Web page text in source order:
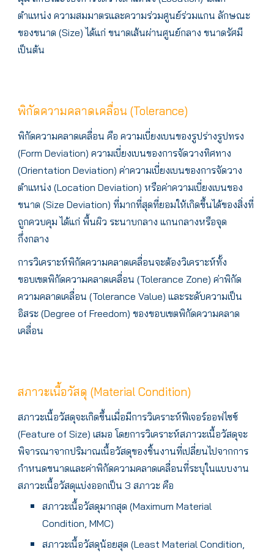
ตำแหน่ง ความสมมาตรและความร่วมศูนย์ร่วมแกน ลักษณะ
ของขนาด (Size) ได้แก่ ขนาดเส้นผ่านศูนย์กลาง ขนาดรัศมี
เป็นต้น
พิกัดความคลาดเคลื่อน (Tolerance)
พิกัดความคลาดเคลื่อน คือ ความเบี่ยงเบนของรูปร่างรูปทรง
(Form Deviation) ความเบี่ยงเบนของการจัดวางทิศทาง
(Orientation Deviation) ค่าความเบี่ยงเบนของการจัดวาง
ตำแหน่ง (Location Deviation) หรือค่าความเบี่ยงเบนของ
ขนาด (Size Deviation) ที่มากที่สุดที่ยอมให้เกิดขึ้นได้ของสิ่งที่
ถูกควบคุม ได้แก่ พื้นผิว ระนาบกลาง แกนกลางหรือจุด
กึ่งกลาง
การวิเคราะห์พิกัดความคลาดเคลื่อนจะต้องวิเคราะห์ทั้ง
ขอบเขตพิกัดความคลาดเคลื่อน (Tolerance Zone) ค่าพิกัด
ความคลาดเคลื่อน (Tolerance Value) และระดับความเป็น
อิสระ (Degree of Freedom) ของขอบเขตพิกัดความคลาด
เคลื่อน
สภาวะเนื้อวัสดุ (Material Condition)
สภาวะเนื้อวัสดุจะเกิดขึ้นเมื่อมีการวิเคราะห์ฟีเจอร์ออฟไซซ์
(Feature of Size) เสมอ โดยการวิเคราะห์สภาวะเนื้อวัสดุจะ
พิจารณาจากปริมาณเนื้อวัสดุของชิ้นงานที่เปลี่ยนไปจากการ
กำหนดขนาดและค่าพิกัดความคลาดเคลื่อนที่ระบุในแบบงาน
สภาวะเนื้อวัสดุแบ่งออกเป็น 3 สภาวะ คือ
สภาวะเนื้อวัสดุมากสุด (Maximum Material
Condition, MMC)
สภาวะเนื้อวัสดุน้อยสุด (Least Material Condition,